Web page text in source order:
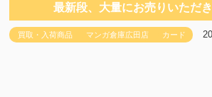
最新段、大量にお売りいただ
買取・入荷商品 マンガ倉庫広田店 カード